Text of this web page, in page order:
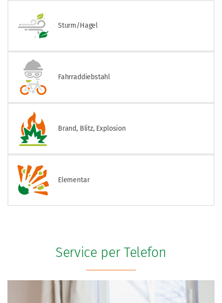
Sturm/Hagel
Fahrraddiebstahl
Brand, Blitz, Explosion
Elementar
Service per Telefon